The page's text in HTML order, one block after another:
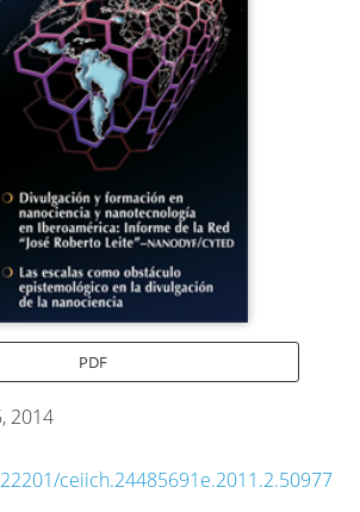
PDF
2014
ceiich.24485691e.2011.2.50977